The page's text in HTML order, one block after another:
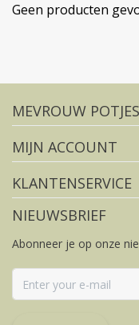
Geen producten
MEVROUW POTJES
MIJN ACCOUNT
KLANTENSERVICE
NIEUWSBRIEF
Abonneer je op onze